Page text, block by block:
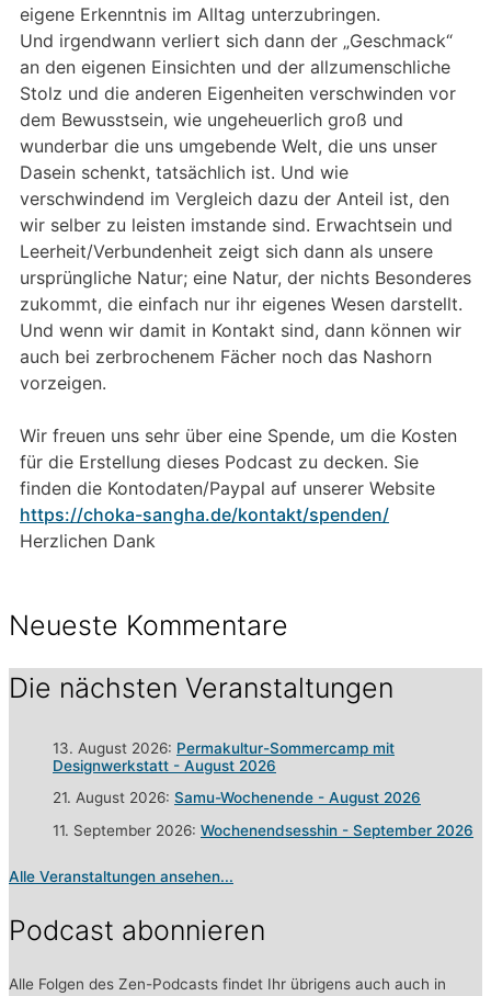
eigene Erkenntnis im Alltag unterzubringen.
Und irgendwann verliert sich dann der „Geschmack“
an den eigenen Einsichten und der allzumenschliche
Stolz und die anderen Eigenheiten verschwinden vor
dem Bewusstsein, wie ungeheuerlich groß und
wunderbar die uns umgebende Welt, die uns unser
Dasein schenkt, tatsächlich ist. Und wie
verschwindend im Vergleich dazu der Anteil ist, den
wir selber zu leisten imstande sind. Erwachtsein und
Leerheit/Verbundenheit zeigt sich dann als unsere
ursprüngliche Natur; eine Natur, der nichts Besonderes
zukommt, die einfach nur ihr eigenes Wesen darstellt.
Und wenn wir damit in Kontakt sind, dann können wir
auch bei zerbrochenem Fächer noch das Nashorn
vorzeigen.
Wir freuen uns sehr über eine Spende, um die Kosten
für die Erstellung dieses Podcast zu decken. Sie
finden die Kontodaten/Paypal auf unserer Website
https://choka-sangha.de/kontakt/spenden/
Herzlichen Dank
Neueste Kommentare
Die nächsten Veranstaltungen
13. August 2026: Permakultur-Sommercamp mit
Designwerkstatt - August 2026
21. August 2026: Samu-Wochenende - August 2026
11. September 2026: Wochenendsesshin - September 2026
Alle Veranstaltungen ansehen...
Podcast abonnieren
Alle Folgen des Zen-Podcasts findet Ihr übrigens auch auch in